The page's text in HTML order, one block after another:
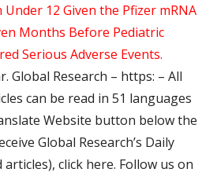
12 Given the Pfizer mRNA
Months Before Pediatric
Serious Adverse Events.
Global Research – https: – All
can be read in 51 languages
Website button below the
Global Research’s Daily
click here. Follow us on